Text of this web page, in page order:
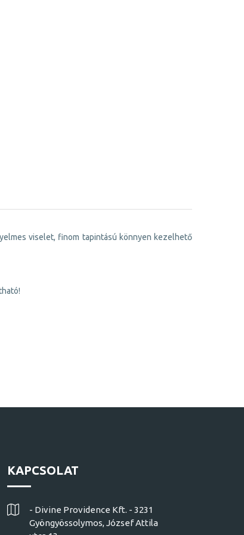
viselet, finom tapintású könnyen kezelhető
KAPCSOLAT
- Divine Providence Kft. - 3231
Gyöngyössolymos, József Attila